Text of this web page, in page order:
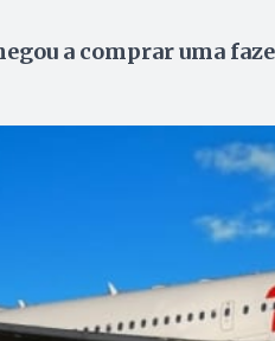
a comprar uma